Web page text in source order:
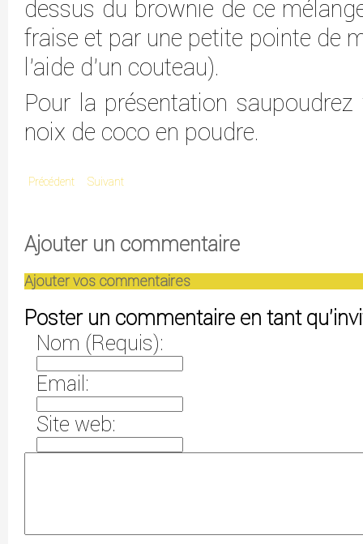
dessus du brownie de ce
fraise et par une petite pointe de
l’aide d’un couteau).
Pour la présentation
noix de coco en poudre.
Précédent Suivant
Ajouter un commentaire
Ajouter vos commentaires
Poster un commentaire en tant
Nom (Requis):
Email:
Site web: